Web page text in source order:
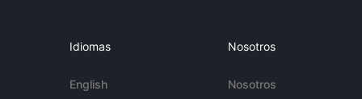
Idiomas
English
Nosotros
Nosotros